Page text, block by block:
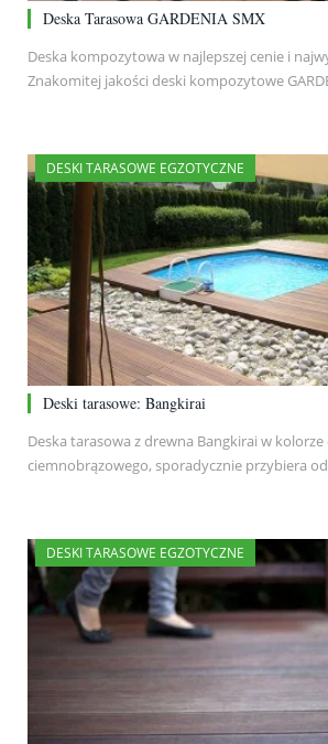
Deska Tarasowa GARDENIA SMX
Deska kompozytowa w najlepszej cenie i
Znakomitej jakości deski kompozytowe
DESKI TARASOWE EGZOTYCZNE
Deski tarasowe: Bangkirai
Deska tarasowa z drewna Bangkirai w
ciemnobrązowego, sporadycznie przybiera
DESKI TARASOWE EGZOTYCZNE